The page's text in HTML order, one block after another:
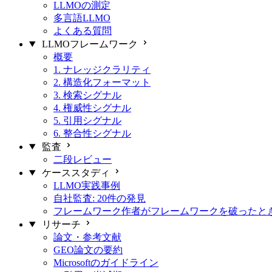
LLMOの測定
多言語LLMO
よくある質問
LLMOフレームワーク
概要
1. ナレッジクラリティ
2. 構造化フォーマット
3. 検索シグナル
4. 権威性シグナル
5. 引用シグナル
6. 整合性シグナル
監査
二段レビュー
ケーススタディ
LLMO実践事例
自社監査: 20件の発見
フレームワーク作者がフレームワークを破ったと
リサーチ
論文・参考文献
GEO論文の要約
Microsoftのガイドライン